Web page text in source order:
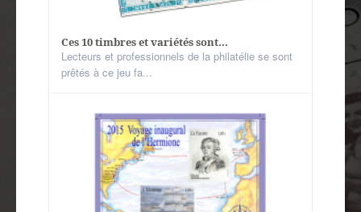
Ces 10 timbres et variétés sont...
Lecteurs et professionnels de la philatélie se sont
prêtés à ce jeu fa...